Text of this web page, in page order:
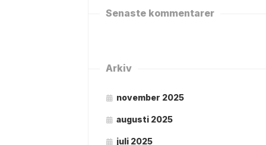
Senaste kommentarer
Arkiv
november 2025
augusti 2025
juli 2025